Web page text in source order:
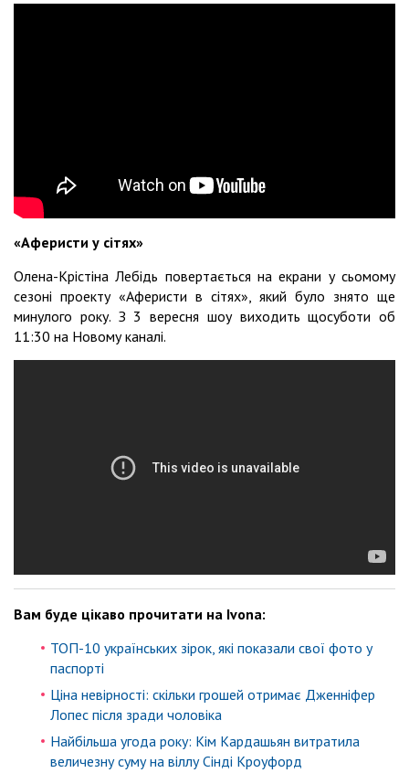
«Аферисти у сітях»
Олена-Крістіна Лебідь повертається на екрани у сьомому
сезоні проекту «Аферисти в сітях», який було знято ще
минулого року. З 3 вересня шоу виходить щосуботи об
11:30 на Новому каналі.
Вам буде цікаво прочитати на Ivona:
ТОП-10 українських зірок, які показали свої фото у
паспорті
Ціна невірності: скільки грошей отримає Дженніфер
Лопес після зради чоловіка
Найбільша угода року: Кім Кардашьян витратила
величезну суму на віллу Сінді Кроуфорд